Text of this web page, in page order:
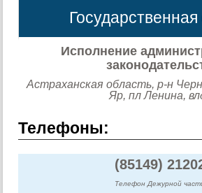
Исполнение
Астраханская область, р-н
Яр, пл Ленина,
Телефоны:
(85149)
Телефон Дежурной